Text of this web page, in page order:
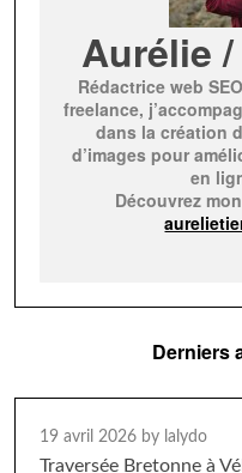
Aurélie
Rédactrice web
freelance,
dans la création
d’images pour
en
Découvrez
Derniers
19 avril 2026 by lalydo
Traversée Bretonne à